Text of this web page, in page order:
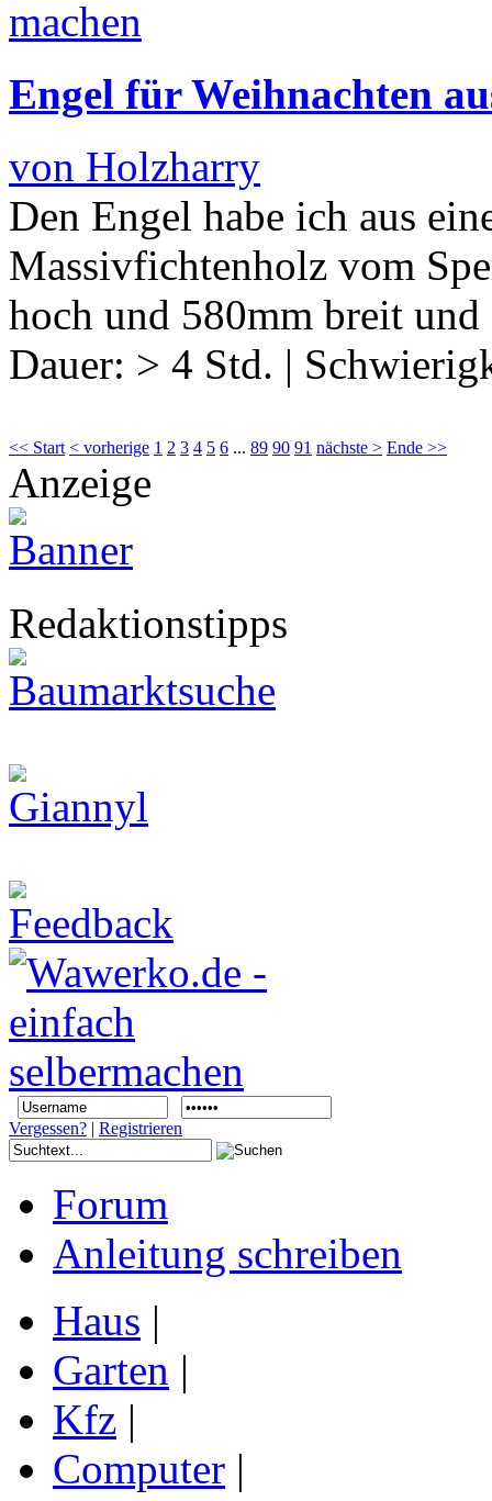
Engel für Weihnachten
von Holzharry
Den Engel habe ich aus
Massivfichtenholz vom
hoch und 580mm breit
Dauer: > 4 Std. |
<< Start < vorherige 1 2 3 4 5 6 ... 89 90 91 nächste > Ende >>
Anzeige
Redaktionstipps
Vergessen? | Registrieren
Forum
Anleitung schreiben
Haus |
Garten |
Kfz |
Computer |